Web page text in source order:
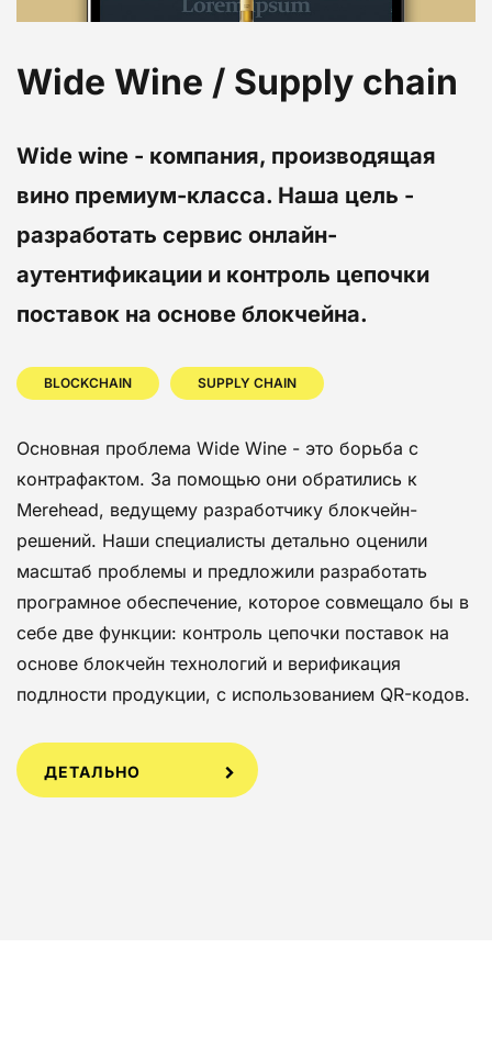
Wide Wine / Supply chain
Wide wine - компания, производящая
вино премиум-класса. Наша цель -
разработать сервис онлайн-
аутентификации и контроль цепочки
поставок на основе блокчейна.
BLOCKCHAIN SUPPLY CHAIN
Основная проблема Wide Wine - это борьба с
контрафактом. За помощью они обратились к
Merehead, ведущему разработчику блокчейн-
решений. Наши специалисты детально оценили
масштаб проблемы и предложили разработать
програмное обеспечение, которое совмещало бы в
себе две функции: контроль цепочки поставок на
основе блокчейн технологий и верификация
подлности продукции, с использованием QR-кодов.
ДЕТАЛЬНО